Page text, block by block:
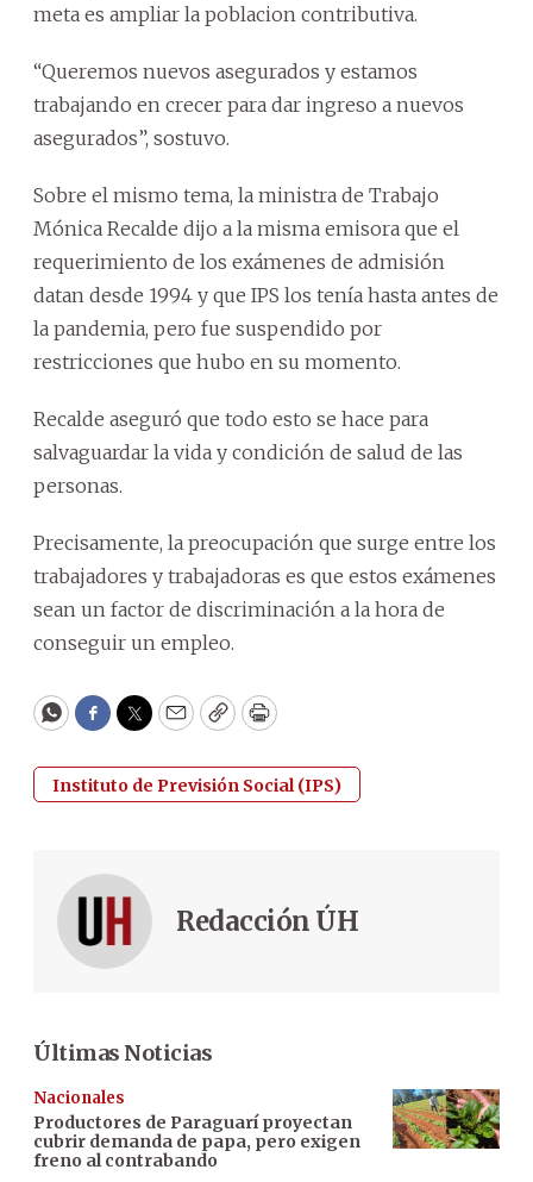
meta es ampliar la poblacion contributiva.
“Queremos nuevos asegurados y estamos
trabajando en crecer para dar ingreso a nuevos
asegurados”, sostuvo.
Sobre el mismo tema, la ministra de Trabajo
Mónica Recalde dijo a la misma emisora que el
requerimiento de los exámenes de admisión
datan desde 1994 y que IPS los tenía hasta antes de
la pandemia, pero fue suspendido por
restricciones que hubo en su momento.
Recalde aseguró que todo esto se hace para
salvaguardar la vida y condición de salud de las
personas.
Precisamente, la preocupación que surge entre los
trabajadores y trabajadoras es que estos exámenes
sean un factor de discriminación a la hora de
conseguir un empleo.
WhatsApp
Facebook
Twitter
EmailCopyPrint
Instituto de Previsión Social (IPS)
Redacción ÚH
Últimas Noticias
Nacionales
Productores de Paraguarí proyectan
cubrir demanda de papa, pero exigen
freno al contrabando